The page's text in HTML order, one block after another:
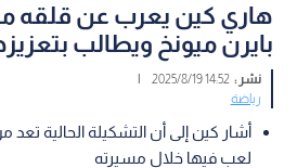
هاري كين يعرب عن قلقه
بايرن ميونخ ويطالب
نشر :14:52 2025/8/19
|
رياضة
أشار كين إلى أن التشكيلة الحالية
لعب فيها خلال مسيرته